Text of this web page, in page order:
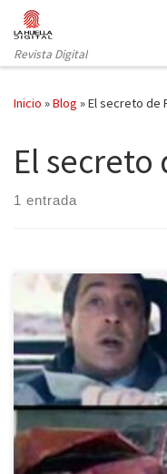
Saltar al contenido
Revista Digital
Inicio »Blog »El secreto de
El secreto
1 entrada
Esta semana en La
con aquellas muertes
conmocionaron a los
acabaron con
españolas de los últimos
capaz de nombrarme […]